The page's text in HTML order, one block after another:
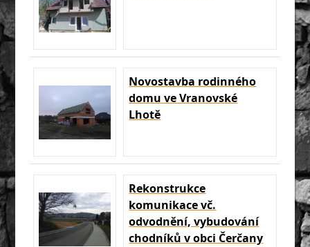
Novostavba rodinného
domu ve Vranovské
Lhotě
Rekonstrukce
komunikace vč.
odvodnění, vybudování
chodníků v obci Čerčany